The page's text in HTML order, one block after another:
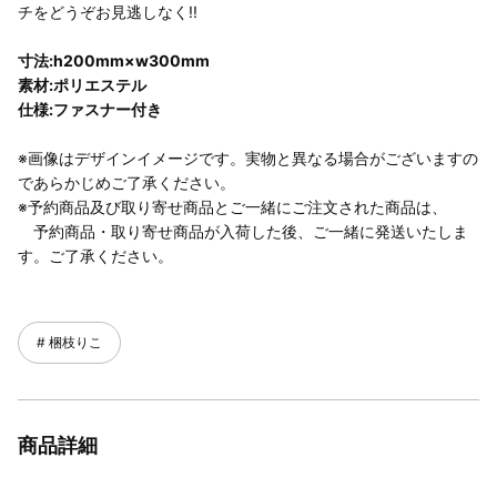
チをどうぞお見逃しなく!!
寸法:h200mm×w300mm
素材:ポリエステル
仕様:ファスナー付き
※画像はデザインイメージです。実物と異なる場合がございますの
であらかじめご了承ください。
※予約商品及び取り寄せ商品とご一緒にご注文された商品は、
予約商品・取り寄せ商品が入荷した後、ご一緒に発送いたしま
す。ご了承ください。
梱枝りこ
商品詳細